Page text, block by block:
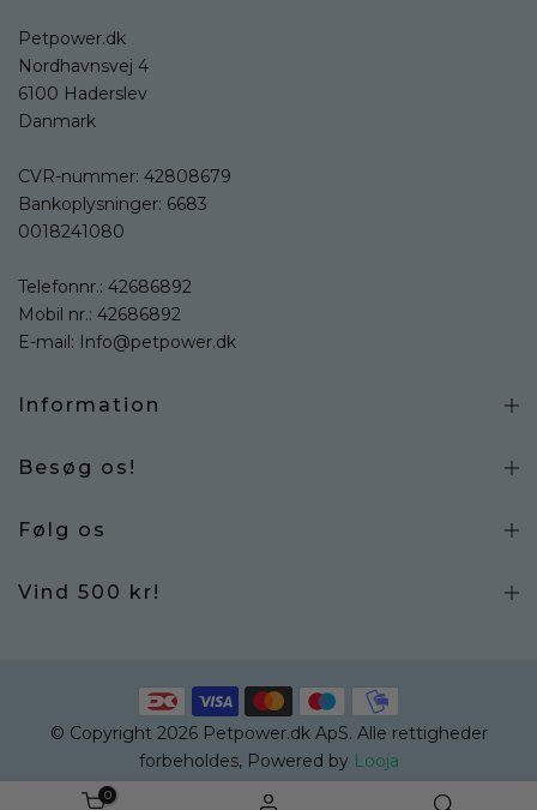
Petpower.dk
Nordhavnsvej 4
6100 Haderslev
Danmark
CVR-nummer: 42808679
Bankoplysninger: 6683
0018241080
Telefonnr.: 42686892
Mobil nr.: 42686892
E-mail: Info@petpower.dk
Information
Besøg os!
Følg os
Vind 500 kr!
© Copyright 2026 Petpower.dk ApS. Alle rettigheder
forbeholdes, Powered by Looja
0